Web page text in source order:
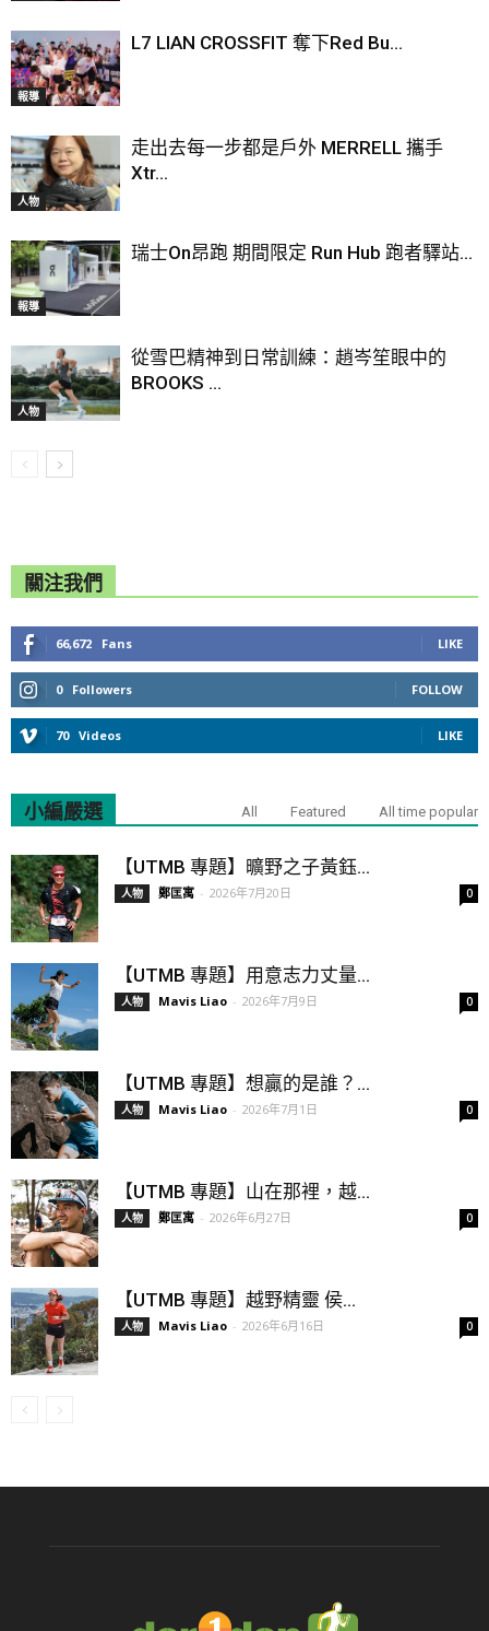
報導
L7 LIAN CROSSFIT 奪下Red Bu...
人物
走出去每一步都是戶外 MERRELL 攜手
Xtr...
報導
瑞士On昂跑 期間限定 Run Hub 跑者驛站...
人物
從雪巴精神到日常訓練：趙岑笙眼中的
BROOKS ...
關注我們
66,672 Fans LIKE
0 Followers FOLLOW
70 Videos LIKE
小編嚴選 All Featured All time popular
【UTMB 專題】曠野之子黃鈺...
人物 鄭匡寓 - 2026年7月20日 0
【UTMB 專題】用意志力丈量...
人物 Mavis Liao - 2026年7月9日 0
【UTMB 專題】想贏的是誰？...
人物 Mavis Liao - 2026年7月1日 0
【UTMB 專題】山在那裡，越...
人物 鄭匡寓 - 2026年6月27日 0
【UTMB 專題】越野精靈 侯...
人物 Mavis Liao - 2026年6月16日 0